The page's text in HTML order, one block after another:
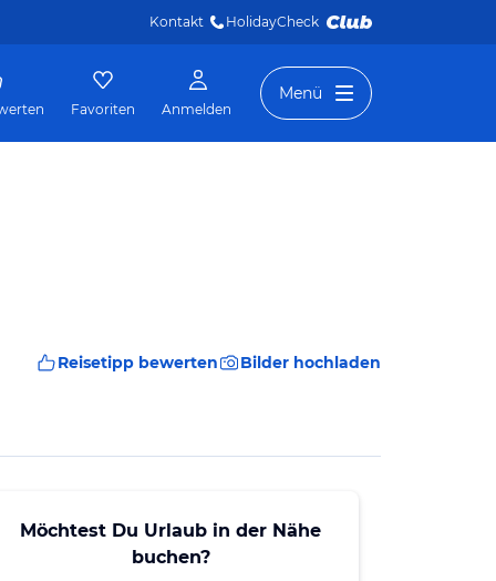
Kontakt HolidayCheck
Favoriten Anmelden
Menü
Reisetipp bewerten Bilder hochladen
Möchtest Du Urlaub in der Nähe
buchen?